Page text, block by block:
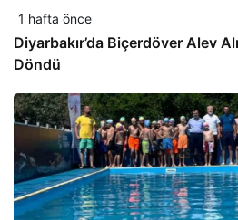
1 hafta önce
Diyarbakır’da Biçerdöver Alev
Döndü